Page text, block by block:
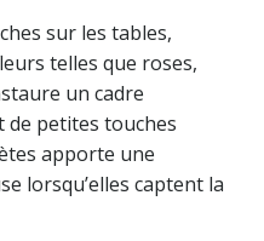
sur les tables,
telles que roses,
un cadre
de petites touches
apporte une
lorsqu’elles captent la